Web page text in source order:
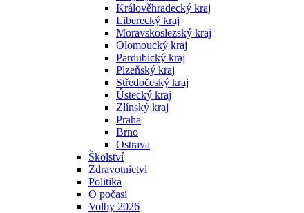
Králověhradecký kraj
Liberecký kraj
Moravskoslezský kraj
Olomoucký kraj
Pardubický kraj
Plzeňský kraj
Středočeský kraj
Ústecký kraj
Zlínský kraj
Praha
Brno
Ostrava
Školství
Zdravotnictví
Politika
O počasí
Volby 2026